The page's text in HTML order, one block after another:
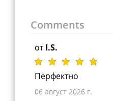
Comments
отI.S.
Перфектно
06 август 2026 г.